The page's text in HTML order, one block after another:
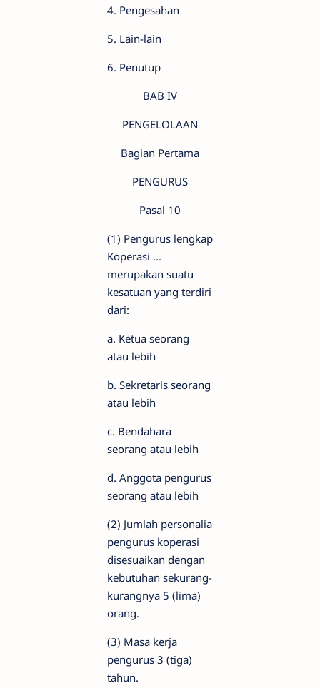
4. Pengesahan
5. Lain-lain
6. Penutup
BAB IV
PENGELOLAAN
Bagian Pertama
PENGURUS
Pasal 10
(1) Pengurus lengkap
Koperasi ...
merupakan suatu
kesatuan yang terdiri
dari:
a. Ketua seorang
atau lebih
b. Sekretaris seorang
atau lebih
c. Bendahara
seorang atau lebih
d. Anggota pengurus
seorang atau lebih
(2) Jumlah personalia
pengurus koperasi
disesuaikan dengan
kebutuhan sekurang-
kurangnya 5 (lima)
orang.
(3) Masa kerja
pengurus 3 (tiga)
tahun.